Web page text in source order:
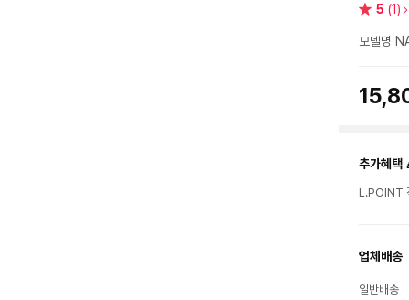
별 5 (1)
모델명
추가혜택
L.POINT
업체배송
일반배송